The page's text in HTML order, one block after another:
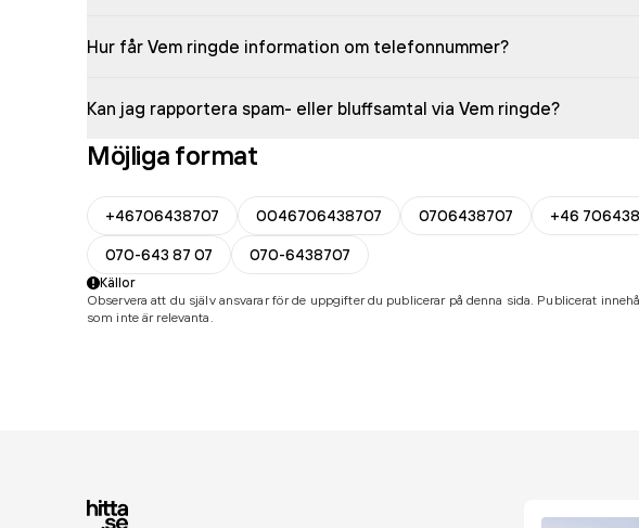
Hur får Vem ringde information om telefonnummer?
Kan jag rapportera spam- eller bluffsamtal via Vem ringde?
Möjliga format
+46706438707 0046706438707 0706438707 +46
070-643 87 07
070-6438707
Källor
Observera att du själv ansvarar för de uppgifter du publicerar på denna sida. Publicerat
som inte är relevanta.